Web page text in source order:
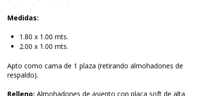
Medidas:
1.80 x 1.00 mts.
2.00 x 1.00 mts.
Apto como cama de 1 plaza (retirando almohadones de
respaldo).
Relleno: Almohadones de asiento con placa soft de alta